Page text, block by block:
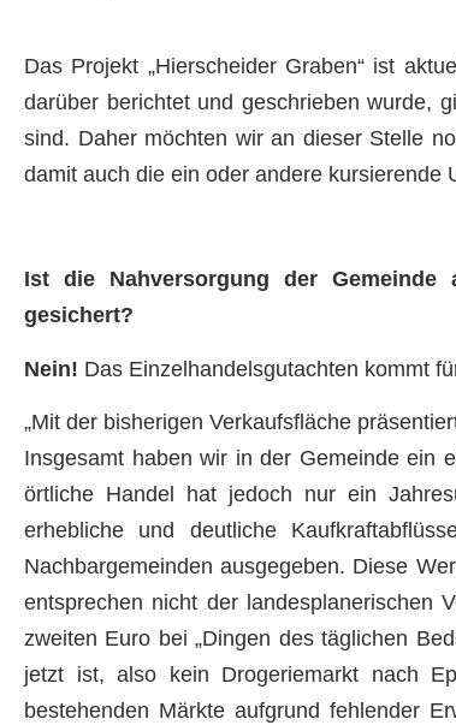
Das Projekt „Hierscheider Graben“ ist
darüber berichtet und geschrieben wurde,
sind. Daher möchten wir an dieser Stelle
damit auch die ein oder andere kursierende
Ist die Nahversorgung der Gemeinde
gesichert?
Nein! Das Einzelhandelsgutachten kommt
„Mit der bisherigen Verkaufsfläche
Insgesamt haben wir in der Gemeinde ein
örtliche Handel hat jedoch nur ein
erhebliche und deutliche
Nachbargemeinden ausgegeben. Diese
entsprechen nicht der landesplanerischen
zweiten Euro bei „Dingen des täglichen
jetzt ist, also kein Drogeriemarkt nach
bestehenden Märkte aufgrund fehlender